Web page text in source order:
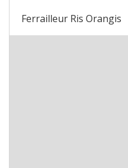
Ferrailleur Ris Orangis